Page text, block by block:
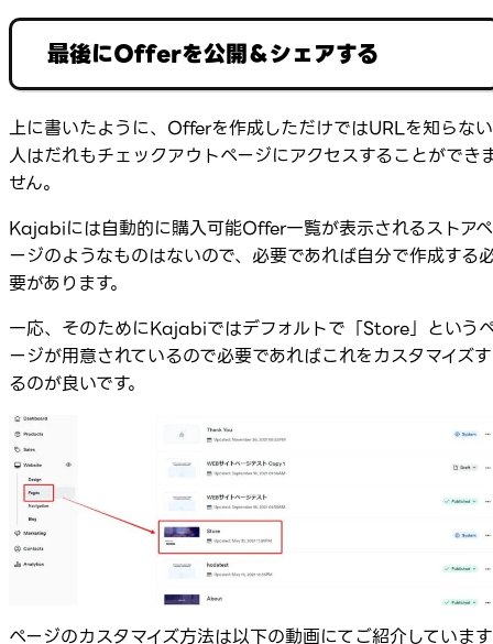
最後にOfferを公開＆シェアする
上に書いたように、Offerを作成しただけではURLを知らない
人はだれもチェックアウトページにアクセスすることができ
せん。
Kajabiには自動的に購入可能Offer一覧が表示されるストアペ
ージのようなものはないので、必要であれば自分で作成する
要があります。
一応、そのためにKajabiではデフォルトで「Store」という
ージが用意されているので必要であればこれをカスタマイズす
るのが良いです。
ページのカスタマイズ方法は以下の動画にてご紹介しています